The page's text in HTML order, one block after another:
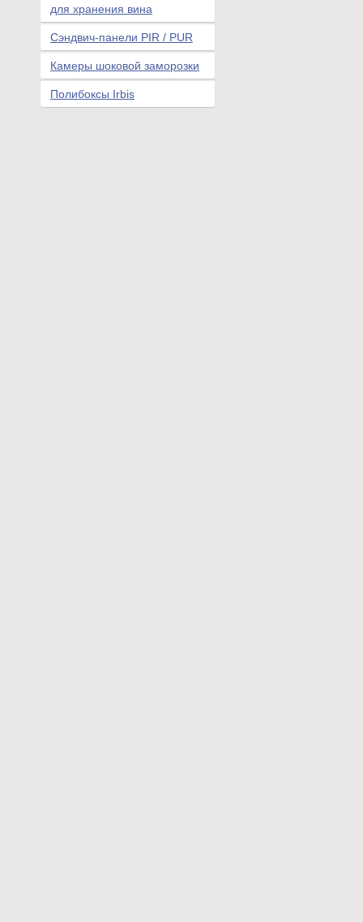
для хранения вина
Сэндвич-панели PIR / PUR
Камеры шоковой заморозки
Полибоксы Irbis